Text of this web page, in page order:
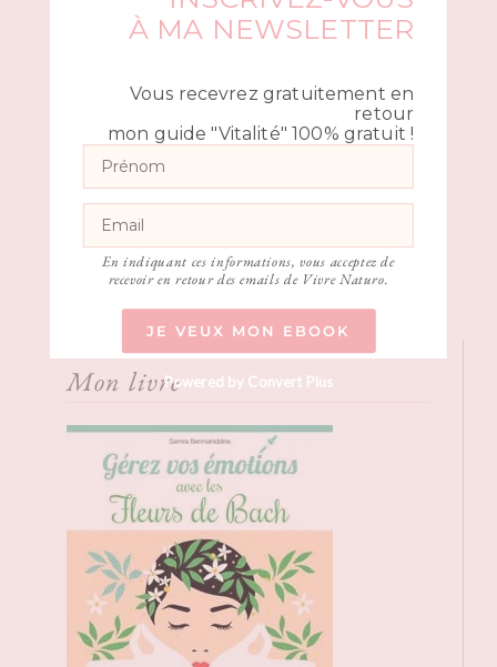
vers plus de vitalité,
vous sentir mieux dans votre corps, mieux gérer
de manière simple, globale
et 100% naturelle !
Mon livre
À MA NEWSLETTER
Vous recevrez gratuitement en
retour
mon guide "Vitalité" 100% gratuit !
En indiquant ces informations, vous acceptez de
recevoir en retour des emails de Vivre Naturo.
JE VEUX MON EBOOK
Powered by Convert Plus